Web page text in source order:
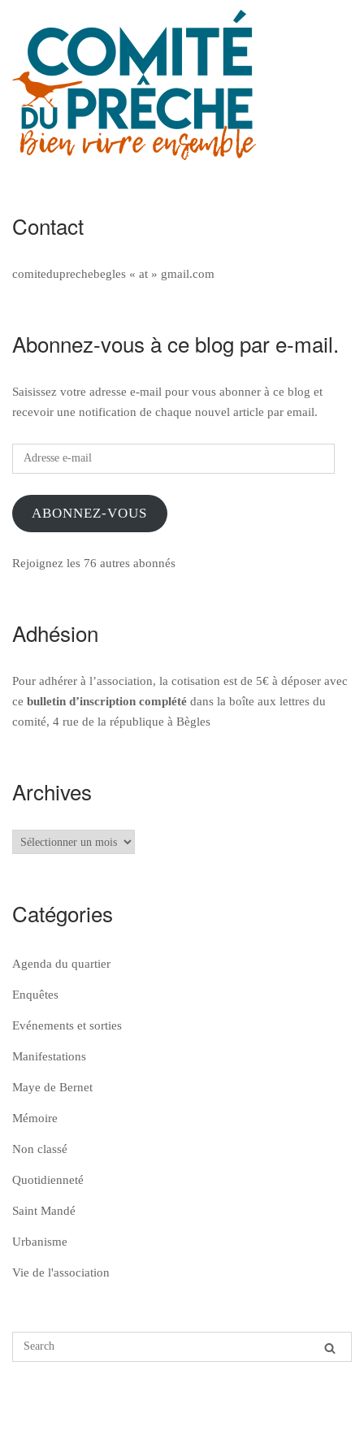
Contact
comiteduprechebegles « at » gmail.com
Abonnez-vous à ce blog par e-mail.
Saisissez votre adresse e-mail pour vous abonner à ce blog et
recevoir une notification de chaque nouvel article par email.
Adresse
e-
ABONNEZ-VOUS
Rejoignez les 76 autres abonnés
Adhésion
Pour adhérer à l’association, la cotisation est de 5€ à déposer avec
ce bulletin d’inscription complété dans la boîte aux lettres du
comité, 4 rue de la république à Bègles
Archives
Archives
Catégories
Agenda du quartier
Enquêtes
Evénements et sorties
Manifestations
Maye de Bernet
Mémoire
Non classé
Quotidienneté
Saint Mandé
Urbanisme
Vie de l'association